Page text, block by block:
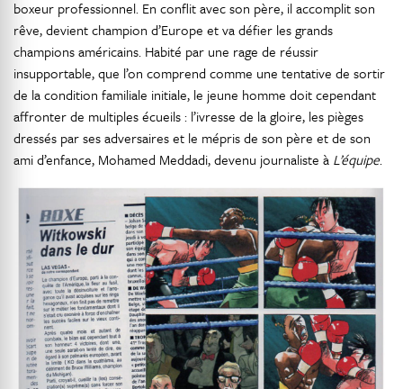
boxeur professionnel. En conflit avec son père, il accomplit son
rêve, devient champion d’Europe et va défier les grands
champions américains. Habité par une rage de réussir
insupportable, que l’on comprend comme une tentative de sortir
de la condition familiale initiale, le jeune homme doit cependant
affronter de multiples écueils : l’ivresse de la gloire, les pièges
dressés par ses adversaires et le mépris de son père et de son
ami d’enfance, Mohamed Meddadi, devenu journaliste à L’équipe.